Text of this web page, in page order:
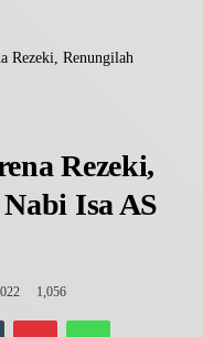
Rezeki, Renungilah
Rezeki,
Isa AS
1,056